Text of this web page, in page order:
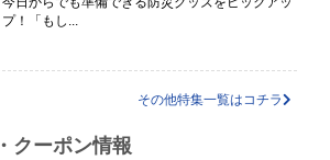
プ！「もし...
その他特集一覧はコチラ
クーポン情報